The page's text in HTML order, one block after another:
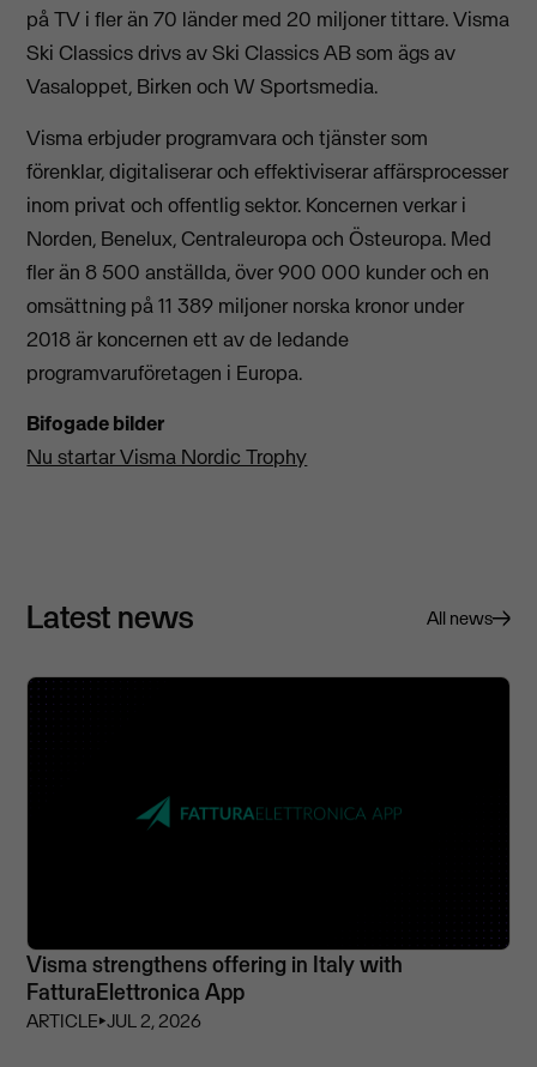
på TV i fler än 70 länder med 20 miljoner tittare. Visma
Ski Classics drivs av Ski Classics AB som ägs av
Vasaloppet, Birken och W Sportsmedia.
Visma erbjuder programvara och tjänster som
förenklar, digitaliserar och effektiviserar affärsprocesser
inom privat och offentlig sektor. Koncernen verkar i
Norden, Benelux, Centraleuropa och Östeuropa. Med
fler än 8 500 anställda, över 900 000 kunder och en
omsättning på 11 389 miljoner norska kronor under
2018 är koncernen ett av de ledande
programvaruföretagen i Europa.
Bifogade bilder
Nu startar Visma Nordic Trophy
Latest news All news
Visma strengthens offering in Italy with
FatturaElettronica App
ARTICLE⏵JUL 2, 2026